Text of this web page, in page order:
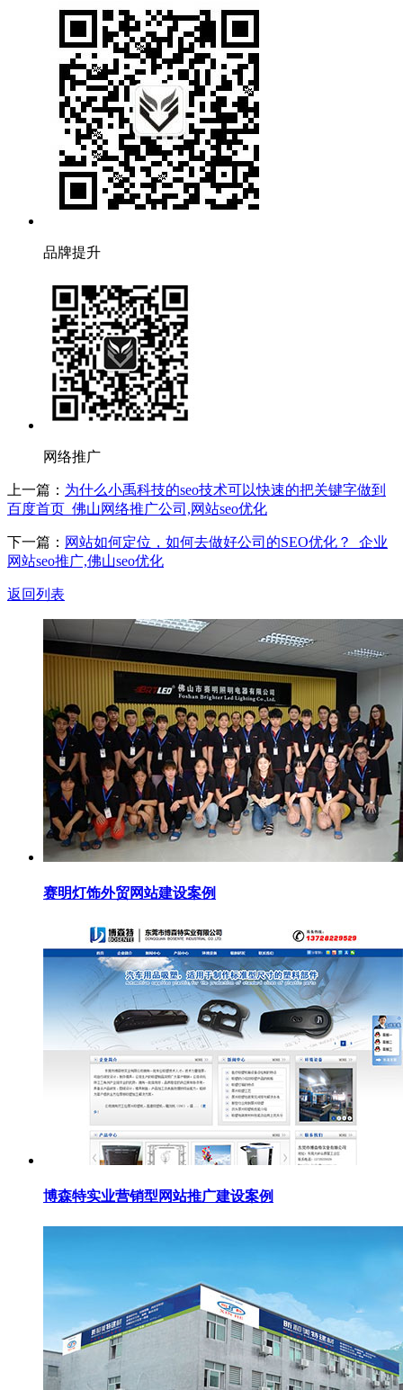
品牌提升
网络推广
上一篇： 为什么小禹科技的seo技术可以快速的把关键字做到
百度首页_佛山网络推广公司,网站seo优化
下一篇： 网站如何定位，如何去做好公司的SEO优化？_企业
网站seo推广,佛山seo优化
返回列表
赛明灯饰外贸网站建设案例
博森特实业营销型网站推广建设案例